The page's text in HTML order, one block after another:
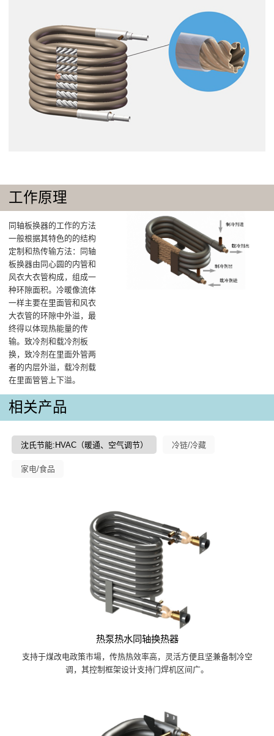
工作原理
同轴板换器的工作的方法
一般根据其特色的的结构
定制和热传输方法：同轴
板换器由同心圆的内管和
风衣大衣管构成，组成一
种环隙面积。冷暖像流体
一样主要在里面管和风衣
大衣管的环隙中外溢，最
终得以体现热能量的传
输。致冷剂和载冷剂板
换，致冷剂在里面外管两
者的内层外溢，载冷剂载
在里面管管上下溢。
相关产品
沈氏节能:HVAC（暖通、空气调节） 冷链/冷藏
家电/食品
热泵热水同轴换热器
支持于煤改电政策市場，传热热效率高，灵活方便且坚兼备制冷空
调，其控制框架设计支持门焊机区间广。